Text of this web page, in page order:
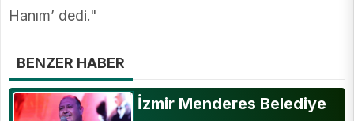
Hanım’ dedi."
BENZER HABER
İzmir Menderes Belediye